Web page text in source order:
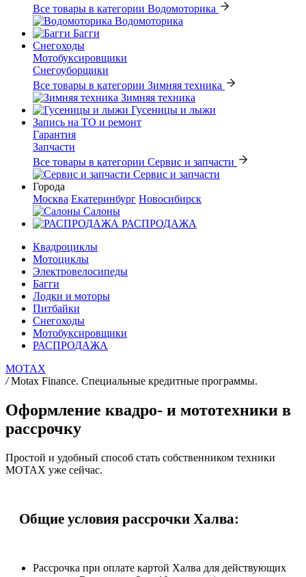
Все товары в категории Водомоторика
Водомоторика
Багги
Снегоходы
Мотобуксировщики
Снегоуборщики
Все товары в категории Зимняя техника
Зимняя техника
Гусеницы и лыжи
Запись на ТО и ремонт
Гарантия
Запчасти
Все товары в категории Сервис и запчасти
Сервис и запчасти
Города
Москва Екатеринбург Новосибирск
Салоны
РАСПРОДАЖА
Квадроциклы
Мотоциклы
Электровелосипеды
Багги
Лодки и моторы
Питбайки
Снегоходы
Мотобуксировщики
РАСПРОДАЖА
MOTAX
/ Motax Finance. Специальные кредитные программы.
Оформление квадро- и мототехники в
рассрочку
Простой и удобный способ стать собственником техники
MOTAX уже сейчас.
Общие условия рассрочки Халва:
Рассрочка при оплате картой Халва для действующих